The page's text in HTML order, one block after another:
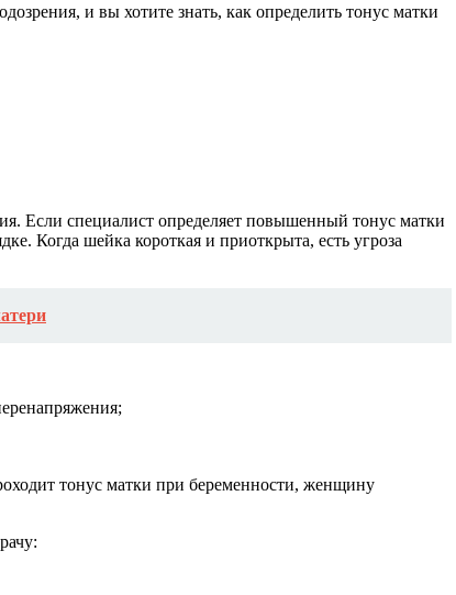
и вы хотите знать, как определить тонус матки
Если специалист определяет повышенный тонус матки
Когда шейка короткая и приоткрыта, есть угроза
тонус матки при беременности, женщину